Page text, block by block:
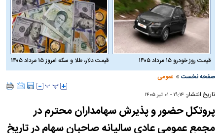
قیمت روز خودرو ۱۵ مرداد ۱۴۰۵
قیمت دلار، طلا و سکه امروز ۱۵ مرداد ۱۴۰۵
صفحه نخست » عمومی
تاریخ انتشار: ۱۹:۱۴ - ۰۱ تير ۱۴۰۵
پروتکل حضور و پذیرش سهامداران محترم در
مجمع عمومی عادی سالیانه صاحبان سهام در تاریخ